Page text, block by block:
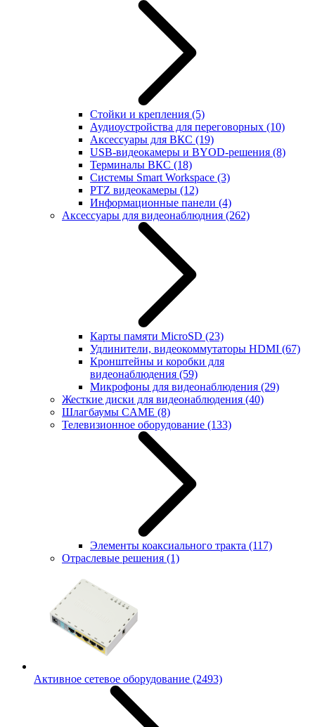
Стойки и крепления (5)
Аудиоустройства для переговорных (10)
Аксессуары для ВКС (19)
USB-видеокамеры и BYOD-решения (8)
Терминалы ВКС (18)
Системы Smart Workspace (3)
PTZ видеокамеры (12)
Информационные панели (4)
Аксессуары для видеонаблюдния (262)
Карты памяти MicroSD (23)
Удлинители, видеокоммутаторы HDMI (67)
Кронштейны и коробки для
видеонаблюдения (59)
Микрофоны для видеонаблюдения (29)
Жесткие диски для видеонаблюдения (40)
Шлагбаумы CAME (8)
Телевизионное оборудование (133)
Элементы коаксиального тракта (117)
Отраслевые решения (1)
Активное сетевое оборудование (2493)